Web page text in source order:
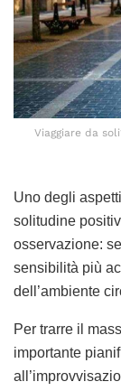
Viaggiare da
Uno degli
solitudine
osservazione:
sensibilità più
dell’ambiente
Per trarre il
importante